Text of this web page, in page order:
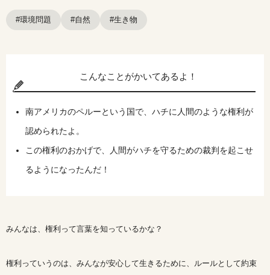
#環境問題 #自然 #生き物
こんなことがかいてあるよ！
南アメリカのペルーという国で、ハチに人間のような権利が
認められたよ。
この権利のおかげで、人間がハチを守るための裁判を起こせ
るようになったんだ！
みんなは、権利って言葉を知っているかな？
権利っていうのは、みんなが安心して生きるために、ルールとして約束